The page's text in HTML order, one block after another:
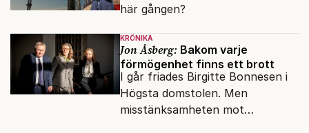
här gången?
KRÖNIKA
Jon Åsberg: Bakom varje
förmögenhet finns ett brott
I går friades Birgitte Bonnesen i
Högsta domstolen. Men
misstänksamheten mot